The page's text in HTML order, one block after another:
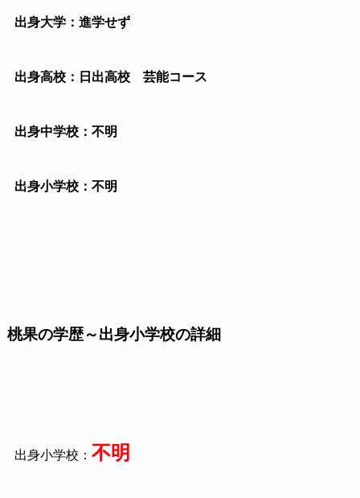
出身大学：進学せず
出身高校：日出高校 芸能コース
出身中学校：不明
出身小学校：不明
桃果の学歴～出身小学校の詳細
出身小学校： 不明